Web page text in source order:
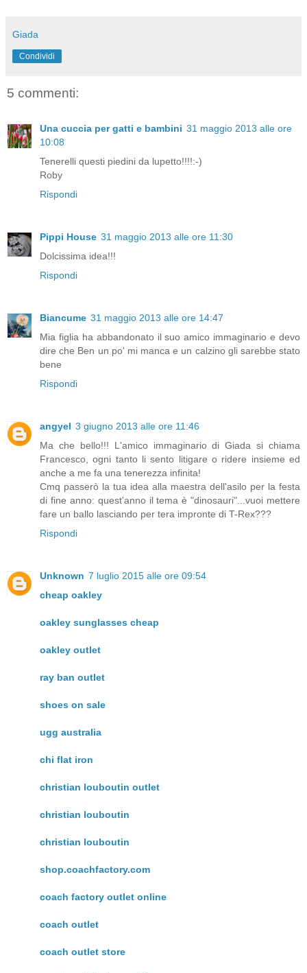
Giada
Condividi
5 commenti:
Una cuccia per gatti e bambini 31 maggio 2013 alle ore
10:08
Tenerelli questi piedini da lupetto!!!!:-)
Roby
Rispondi
Pippi House 31 maggio 2013 alle ore 11:30
Dolcissima idea!!!
Rispondi
Biancume 31 maggio 2013 alle ore 14:47
Mia figlia ha abbandonato il suo amico immaginario e devo
dire che Ben un po' mi manca e un calzino gli sarebbe stato
bene
Rispondi
angyel 3 giugno 2013 alle ore 11:46
Ma che bello!!! L'amico immaginario di Giada si chiama
Francesco, ogni tanto li sento litigare o ridere insieme ed
anche a me fa una tenerezza infinita!
Cmq passerò la tua idea alla maestra dell'asilo per la festa
di fine anno: quest'anno il tema è "dinosauri"...vuoi mettere
fare un ballo lasciando per tera impronte di T-Rex???
Rispondi
Unknown 7 luglio 2015 alle ore 09:54
cheap oakley
oakley sunglasses cheap
oakley outlet
ray ban outlet
shoes on sale
ugg australia
chi flat iron
christian louboutin outlet
christian louboutin
christian louboutin
shop.coachfactory.com
coach factory outlet online
coach outlet
coach outlet store